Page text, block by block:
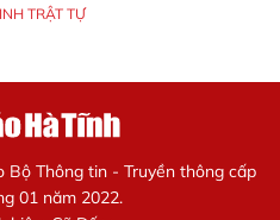
TRẬT TỰ
Bộ Thông tin - Truyền thông cấp
01 năm 2022.